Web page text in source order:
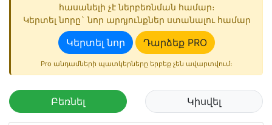
հասանելի չէ ներբեռնման համար։
Կերտել նորը` նոր արդյունքներ ստանալու համար
Կերտել նոր Դարձեք PRO
Pro անդամների պատկերները երբեք չեն ավարտվում։
Բեռնել Կիսվել